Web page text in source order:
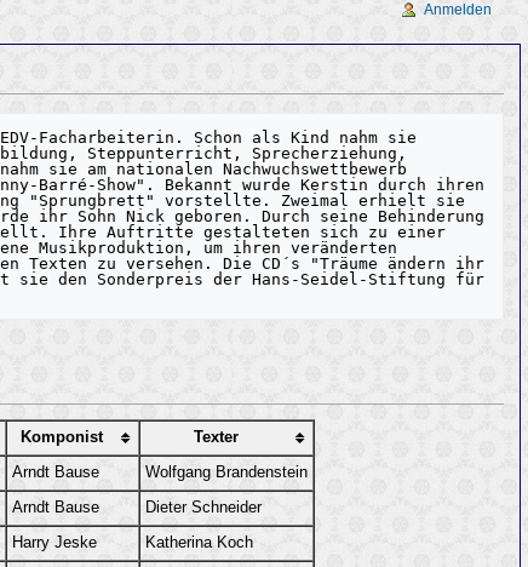
Facharbeiterin. Schon als Kind nahm sie
Steppunterricht, Sprecherziehung,
sie am nationalen Nachwuchswettbewerb
Barré-Show". Bekannt wurde Kerstin durch ihren
"Sprungbrett" vorstellte. Zweimal erhielt sie
ihr Sohn Nick geboren. Durch seine Behinderung
Ihre Auftritte gestalteten sich zu einer
Musikproduktion, um ihren veränderten
Texten zu versehen. Die CD´s "Träume ändern ihr
sie den Sonderpreis der Hans-Seidel-Stiftung für
Komponist Texter
Arndt Bause Wolfgang Brandenstein
Arndt Bause Dieter Schneider
Harry Jeske Katherina Koch
Anmelden